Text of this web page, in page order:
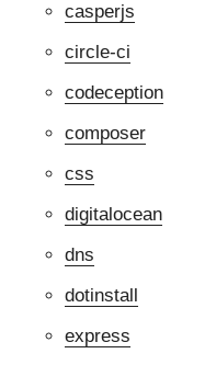
casperjs
circle-ci
codeception
composer
css
digitalocean
dns
dotinstall
express